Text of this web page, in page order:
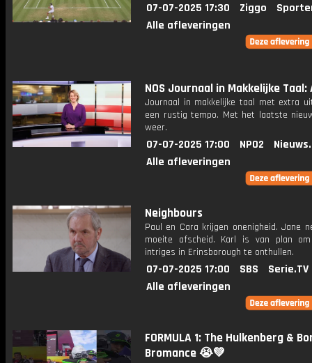
07-07-2025 17:30 Ziggo
Alle afleveringen
NOS Journaal in Makkelijke Taal:
Journaal in makkelijke taal met extra
een rustig tempo. Met het laatste
weer.
07-07-2025 17:00 NPO2
Alle afleveringen
Neighbours
Paul en Cara krijgen onenigheid. Jane
moeite afscheid. Karl is van plan
intriges in Erinsborough te onthullen.
07-07-2025 17:00 SBS
Serie.TV
Alle afleveringen
FORMULA 1: The Hulkenberg &
Bromance 😭💚